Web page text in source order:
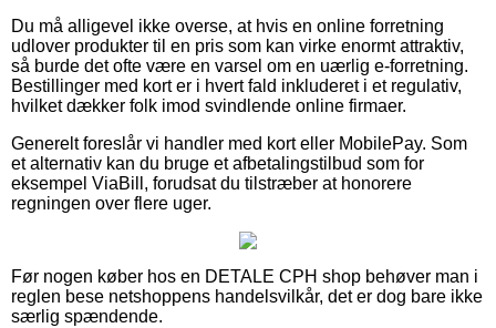
Du må alligevel ikke overse, at hvis en online forretning
udlover produkter til en pris som kan virke enormt attraktiv,
så burde det ofte være en varsel om en uærlig e-forretning.
Bestillinger med kort er i hvert fald inkluderet i et regulativ,
hvilket dækker folk imod svindlende online firmaer.
Generelt foreslår vi handler med kort eller MobilePay. Som
et alternativ kan du bruge et afbetalingstilbud som for
eksempel ViaBill, forudsat du tilstræber at honorere
regningen over flere uger.
Før nogen køber hos en DETALE CPH shop behøver man i
reglen bese netshoppens handelsvilkår, det er dog bare ikke
særlig spændende.